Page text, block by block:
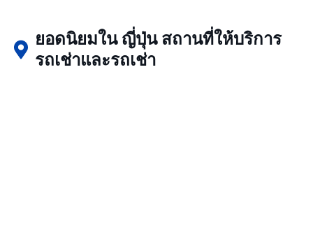
ยอดนิยมใน ญี่ปุ่น สถานที่ให้บริการ
รถเช่าและรถเช่า